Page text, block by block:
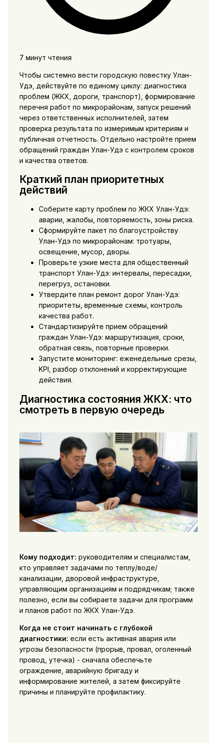
7 минут чтения
Чтобы системно вести городскую повестку Улан-
Удэ, действуйте по единому циклу: диагностика
проблем (ЖКХ, дороги, транспорт), формирование
перечня работ по микрорайонам, запуск решений
через ответственных исполнителей, затем
проверка результата по измеримым критериям и
публичная отчетность. Отдельно настройте прием
обращений граждан Улан-Удэ с контролем сроков
и качества ответов.
Краткий план приоритетных
действий
Соберите карту проблем по ЖКХ Улан-Удэ:
аварии, жалобы, повторяемость, зоны риска.
Сформируйте пакет по благоустройству
Улан-Удэ по микрорайонам: тротуары,
освещение, мусор, дворы.
Проверьте узкие места для общественный
транспорт Улан-Удэ: интервалы, пересадки,
перегруз, остановки.
Утвердите план ремонт дорог Улан-Удэ:
приоритеты, временные схемы, контроль
качества работ.
Стандартизируйте прием обращений
граждан Улан-Удэ: маршрутизация, сроки,
обратная связь, повторные проверки.
Запустите мониторинг: еженедельные срезы,
KPI, разбор отклонений и корректирующие
действия.
Диагностика состояния ЖКХ: что
смотреть в первую очередь
Кому подходит: руководителям и специалистам,
кто управляет задачами по теплу/воде/
канализации, дворовой инфраструктуре,
управляющим организациям и подрядчикам; также
полезно, если вы собираете задачи для программ
и планов работ по ЖКХ Улан-Удэ.
Когда не стоит начинать с глубокой
диагностики: если есть активная авария или
угрозы безопасности (прорыв, провал, оголенный
провод, утечка) - сначала обеспечьте
ограждение, аварийную бригаду и
информирование жителей, а затем фиксируйте
причины и планируйте профилактику.